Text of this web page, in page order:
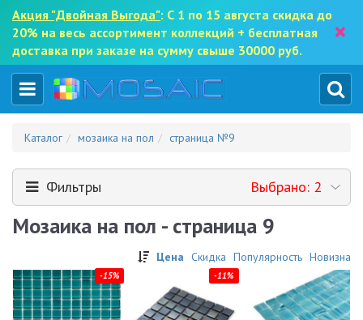
Акция "Двойная Выгода": С 1 по 15 августа скидка до
20% на весь ассортимент коллекций + бесплатная
доставка при заказе на сумму свыше 30000 руб.
×
Каталог мозаика на пол страница №9
Фильтры Выбрано: 2
Мозаика на пол - страница 9
Цена Скидка Популярность Новизна
-15% -11%